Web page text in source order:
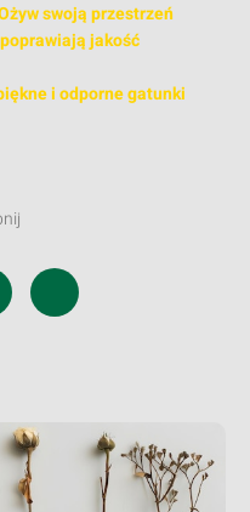
swoją przestrzeń
jakość
i odporne gatunki